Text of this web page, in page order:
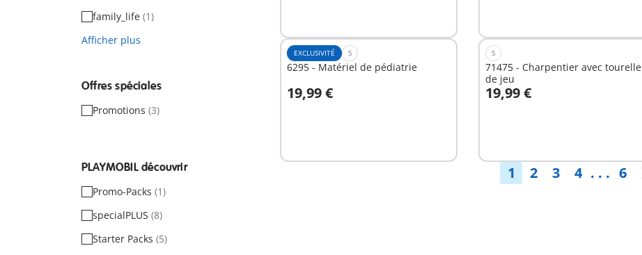
family_life (1)
Afficher plus
Offres spéciales
Promotions (3)
PLAYMOBIL découvrir
Promo-Packs (1)
specialPLUS (8)
Starter Packs (5)
EXCLUSIVITÉ S
6295 - Matériel de pédiatrie
19,99 €
Au panier
S
71475 - Charpentier avec tourelle
de jeu
19,99 €
Au panier
1 2 3 4 . . . 6